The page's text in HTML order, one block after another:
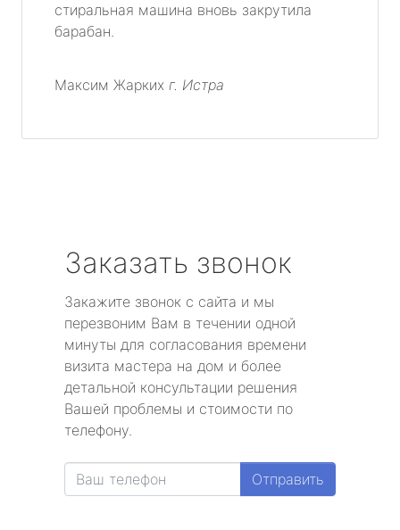
стиральная машина вновь закрутила
барабан.
Максим Жарких г. Истра
Заказать звонок
Закажите звонок с сайта и мы
перезвоним Вам в течении одной
минуты для согласования времени
визита мастера на дом и более
детальной консультации решения
Вашей проблемы и стоимости по
телефону.
Отправить